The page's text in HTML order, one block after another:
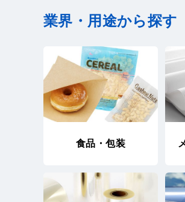
業界・用途から探す
食品・包装